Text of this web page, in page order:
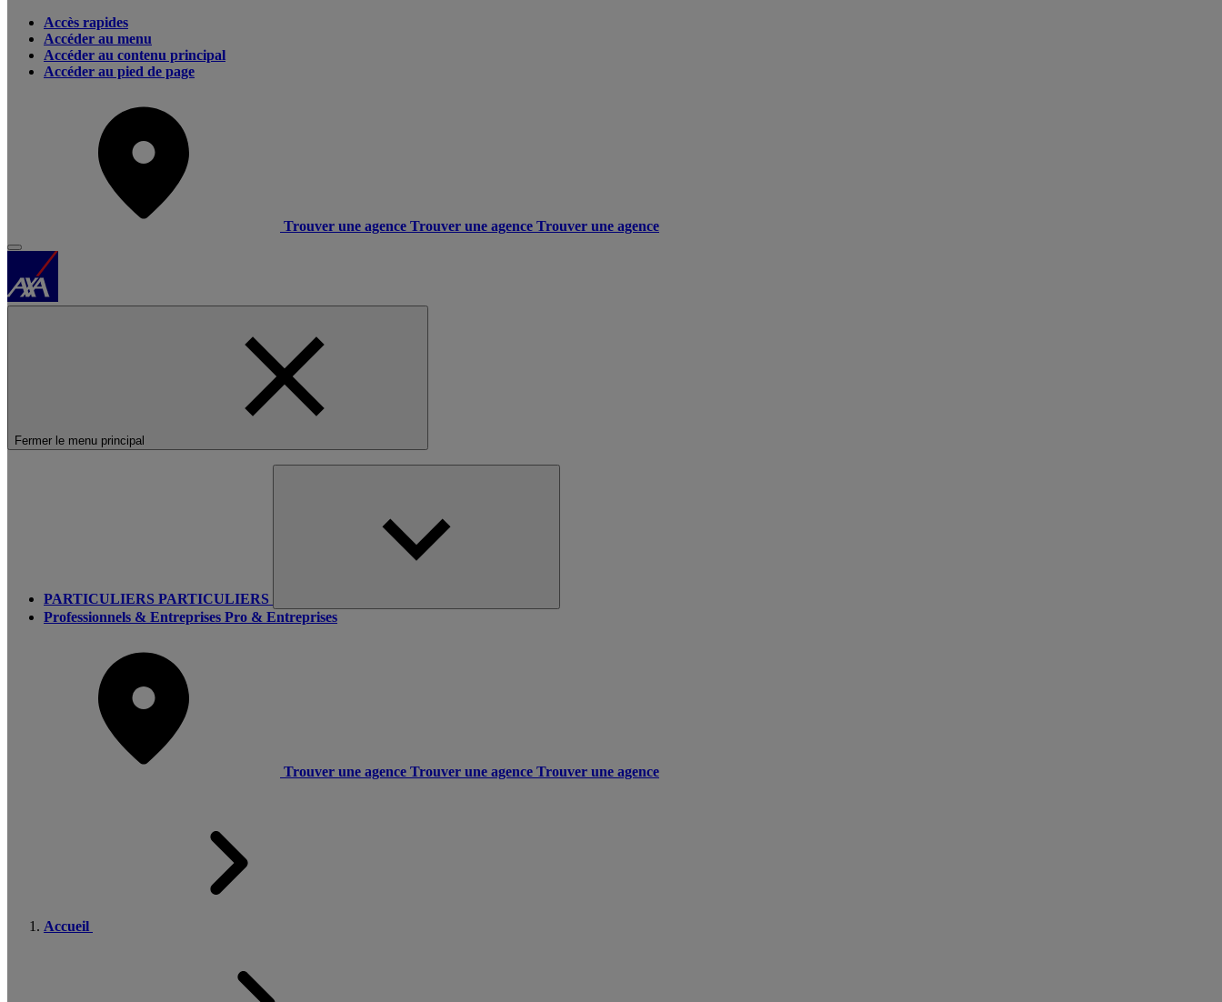
Accès rapides
Accéder au menu
Accéder au contenu principal
Accéder au pied de page
Trouver une agence Trouver une agence Trouver une agence
Fermer le menu principal
PARTICULIERS PARTICULIERS
Professionnels & Entreprises Pro & Entreprises
Trouver une agence Trouver une agence Trouver une agence
Accueil